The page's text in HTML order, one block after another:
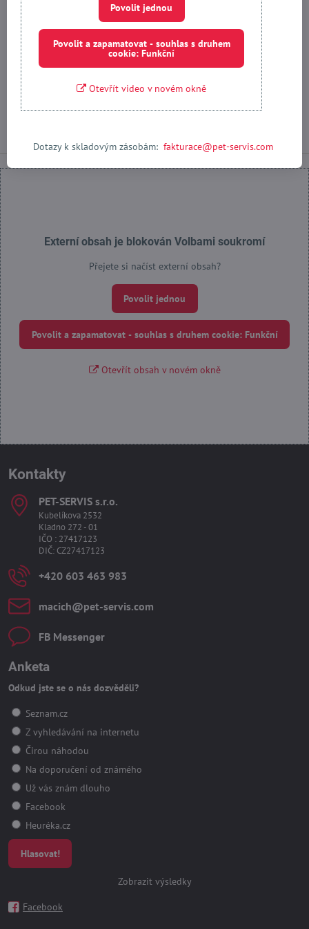
Kontaktujte nás:
+420 603 463 983
macich​@pet-servis​.com
Messenger
Externí obsah je blokován Volbami soukromí
Přejete si načíst externí obsah?
Povolit jednou
Povolit a zapamatovat - souhlas s druhem cookie: Funkční
Otevřít obsah v novém okně
Kontakty
PET-SERVIS s​.r​.o​.
Kubelíkova 2532
Kladno 272 - 01
IČO : 27417123
DIČ: CZ27417123
+420 603 463 983
macich​@pet-servis​.com
FB Messenger
Anketa
Odkud jste se o nás dozvěděli?
Seznam.cz
Z vyhledávání na internetu
Čirou náhodou
Na doporučení od známého
Už vás znám dlouho
Facebook
Heuréka.cz
Hlasovat!
Zobrazit výsledky
Facebook
Povolit jednou
Povolit a zapamatovat - souhlas s druhem
cookie: Funkční
Otevřít video v novém okně
Dotazy k skladovým zásobám:fakturace@pet-servis.com